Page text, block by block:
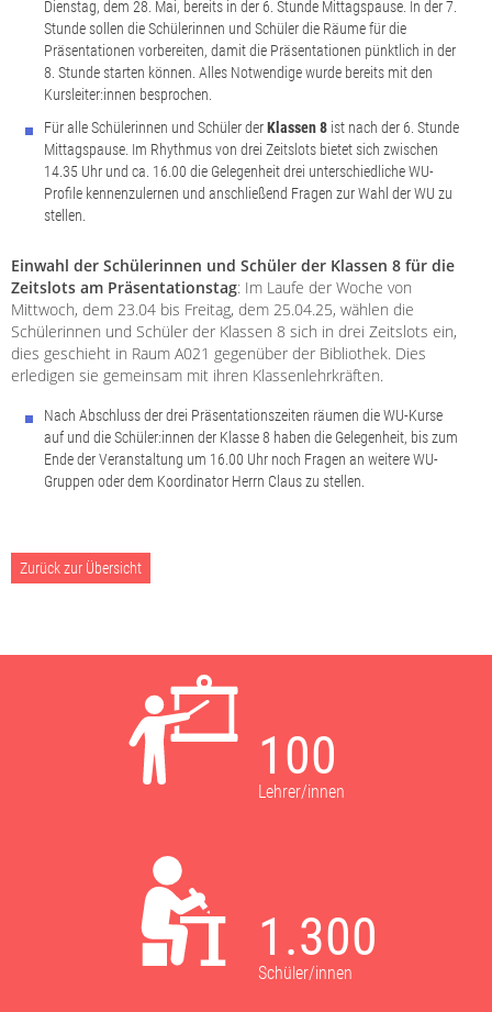
Dienstag, dem 28. Mai, bereits in der 6. Stunde Mittagspause. In der 7.
Stunde sollen die Schülerinnen und Schüler die Räume für die
Präsentationen vorbereiten, damit die Präsentationen pünktlich in der
8. Stunde starten können. Alles Notwendige wurde bereits mit den
Kursleiter:innen besprochen.
Für alle Schülerinnen und Schüler derKlassen 8 ist nach der 6. Stunde
Mittagspause. Im Rhythmus von drei Zeitslots bietet sich zwischen
14.35 Uhr und ca. 16.00 die Gelegenheit drei unterschiedliche WU-
Profile kennenzulernen und anschließend Fragen zur Wahl der WU zu
stellen.
Einwahl der Schülerinnen und Schüler der Klassen 8 für die
Zeitslots am Präsentationstag: Im Laufe der Woche von
Mittwoch, dem 23.04 bis Freitag, dem 25.04.25, wählen die
Schülerinnen und Schüler der Klassen 8 sich in drei Zeitslots ein,
dies geschieht in Raum A021 gegenüber der Bibliothek. Dies
erledigen sie gemeinsam mit ihren Klassenlehrkräften.
Nach Abschluss der drei Präsentationszeiten räumen die WU-Kurse
auf und die Schüler:innen der Klasse 8 haben die Gelegenheit, bis zum
Ende der Veranstaltung um 16.00 Uhr noch Fragen an weitere WU-
Gruppen oder dem Koordinator Herrn Claus zu stellen.
Zurück zur Übersicht
100
Lehrer/innen
1.300
Schüler/innen